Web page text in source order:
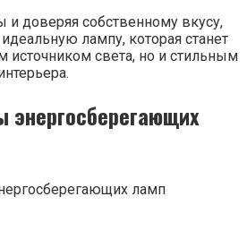
и доверяя собственному вкусу,
лампу, которая станет
источником света, но и стильным